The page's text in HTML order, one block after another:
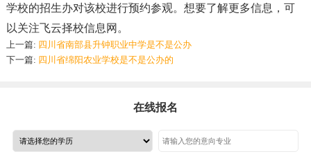
学校的招生办对该校进行预约参观。想要了解更多信息，可
以关注飞云择校信息网。
上一篇: 四川省南部县升钟职业中学是不是公办
下一篇: 四川省绵阳农业学校是不是公办的
在线报名